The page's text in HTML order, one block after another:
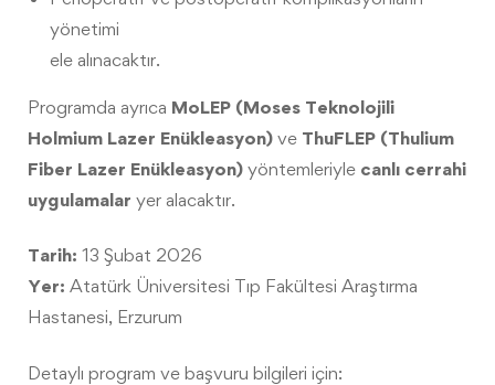
yönetimi
ele alınacaktır.
Programda ayrıca MoLEP (Moses Teknolojili
Holmium Lazer Enükleasyon) ve ThuFLEP (Thulium
Fiber Lazer Enükleasyon) yöntemleriyle canlı cerrahi
uygulamalar yer alacaktır.
Tarih: 13 Şubat 2026
Yer: Atatürk Üniversitesi Tıp Fakültesi Araştırma
Hastanesi, Erzurum
Detaylı program ve başvuru bilgileri için: